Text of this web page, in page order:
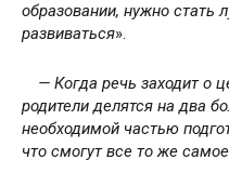
образовании, нужно
развиваться».
— Когда речь заходит о
родители делятся на два
необходимой частью
что смогут все то же